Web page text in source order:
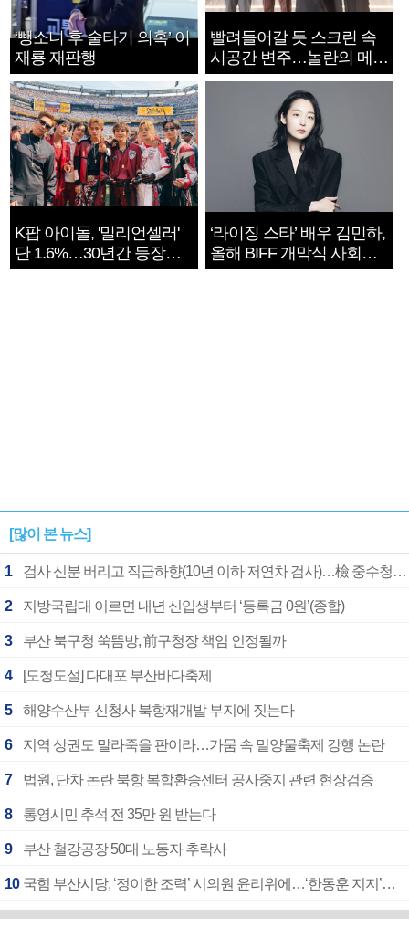
‘뺑소니 후 술타기 의혹’ 이
재룡 재판행
빨려들어갈 듯 스크린 속
시공간 변주…놀란의 메시
지는 ‘전쟁 속죄’
K팝 아이돌, '밀리언셀러'
단 1.6%…30년간 등장
1182개팀 전수조사
‘라이징 스타’ 배우 김민하,
올해 BIFF 개막식 사회자
확정
[많이 본 뉴스]
1 검사 신분 버리고 직급하향(10년 이하 저연차 검사)…檢 중수청행 기피
2 지방국립대 이르면 내년 신입생부터 ‘등록금 0원’(종합)
3 부산 북구청 쑥뜸방, 前구청장 책임 인정될까
4 [도청도설] 다대포 부산바다축제
5 해양수산부 신청사 북항재개발 부지에 짓는다
6 지역 상권도 말라죽을 판이라…가뭄 속 밀양물축제 강행 논란
7 법원, 단차 논란 북항 복합환승센터 공사중지 관련 현장검증
8 통영시민 추석 전 35만 원 받는다
9 부산 철강공장 50대 노동자 추락사
10 국힘 부산시당, ‘정이한 조력’ 시의원 윤리위에…‘한동훈 지지’도 신고접수